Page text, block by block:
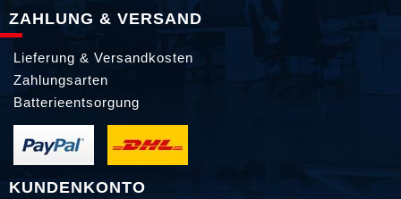
ZAHLUNG & VERSAND
Lieferung & Versandkosten
Zahlungsarten
Batterieentsorgung
KUNDENKONTO